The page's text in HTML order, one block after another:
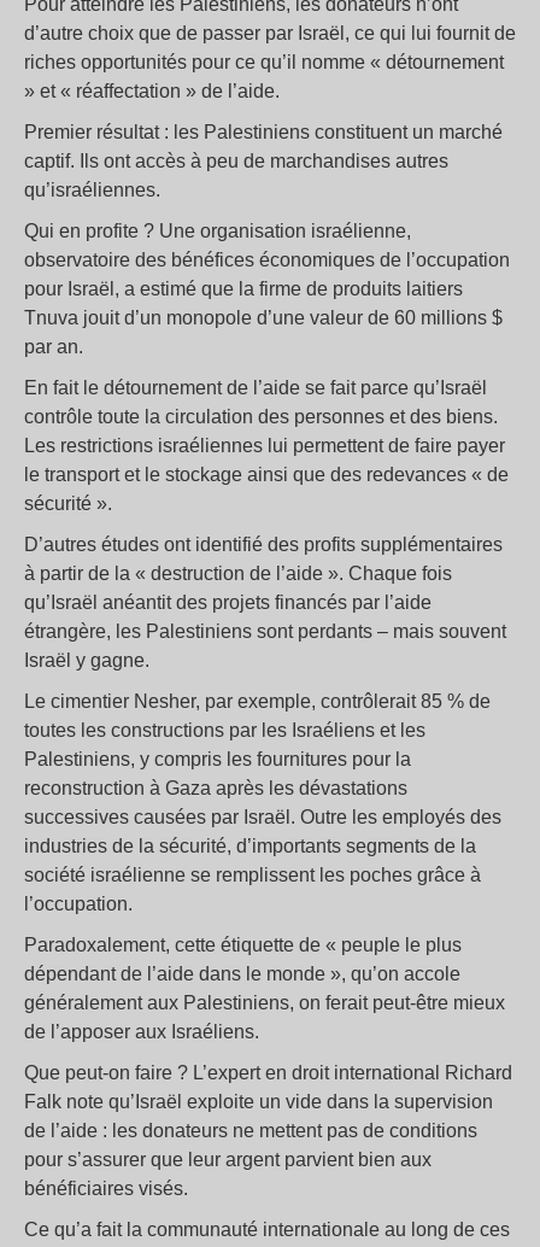
Pour atteindre les Palestiniens, les donateurs n’ont
d’autre choix que de passer par Israël, ce qui lui fournit de
riches opportunités pour ce qu’il nomme « détournement
» et « réaffectation » de l’aide.
Premier résultat : les Palestiniens constituent un marché
captif. Ils ont accès à peu de marchandises autres
qu’israéliennes.
Qui en profite ? Une organisation israélienne,
observatoire des bénéfices économiques de l’occupation
pour Israël, a estimé que la firme de produits laitiers
Tnuva jouit d’un monopole d’une valeur de 60 millions $
par an.
En fait le détournement de l’aide se fait parce qu’Israël
contrôle toute la circulation des personnes et des biens.
Les restrictions israéliennes lui permettent de faire payer
le transport et le stockage ainsi que des redevances « de
sécurité ».
D’autres études ont identifié des profits supplémentaires
à partir de la « destruction de l’aide ». Chaque fois
qu’Israël anéantit des projets financés par l’aide
étrangère, les Palestiniens sont perdants – mais souvent
Israël y gagne.
Le cimentier Nesher, par exemple, contrôlerait 85 % de
toutes les constructions par les Israéliens et les
Palestiniens, y compris les fournitures pour la
reconstruction à Gaza après les dévastations
successives causées par Israël. Outre les employés des
industries de la sécurité, d’importants segments de la
société israélienne se remplissent les poches grâce à
l’occupation.
Paradoxalement, cette étiquette de « peuple le plus
dépendant de l’aide dans le monde », qu’on accole
généralement aux Palestiniens, on ferait peut-être mieux
de l’apposer aux Israéliens.
Que peut-on faire ? L’expert en droit international Richard
Falk note qu’Israël exploite un vide dans la supervision
de l’aide : les donateurs ne mettent pas de conditions
pour s’assurer que leur argent parvient bien aux
bénéficiaires visés.
Ce qu’a fait la communauté internationale au long de ces